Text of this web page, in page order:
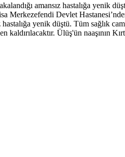
amansız hastalığa yenik
Devlet
yenik düştü. Tüm sağlık
Ülüş'ün naaşının